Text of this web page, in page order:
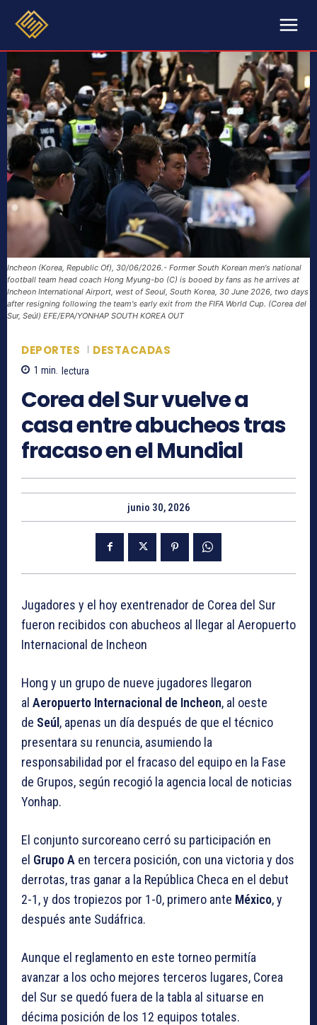
Incheon (Korea, Republic Of), 30/06/2026.- Former South Korean men's national
football team head coach Hong Myung-bo (C) is booed by fans as he arrives at
Incheon International Airport, west of Seoul, South Korea, 30 June 2026, two days
after resigning following the team's early exit from the FIFA World Cup. (Corea del
Sur, Seúl) EFE/EPA/YONHAP SOUTH KOREA OUT
DEPORTES DESTACADAS
1 min. lectura
Corea del Sur vuelve a
casa entre abucheos tras
fracaso en el Mundial
junio 30, 2026
Jugadores y el hoy exentrenador de Corea del Sur
fueron recibidos con abucheos al llegar al Aeropuerto
Internacional de Incheon
Hong y un grupo de nueve jugadores llegaron
al Aeropuerto Internacional de Incheon, al oeste
de Seúl, apenas un día después de que el técnico
presentara su renuncia, asumiendo la
responsabilidad por el fracaso del equipo en la Fase
de Grupos, según recogió la agencia local de noticias
Yonhap.
El conjunto surcoreano cerró su participación en
el Grupo A en tercera posición, con una victoria y dos
derrotas, tras ganar a la República Checa en el debut
2-1, y dos tropiezos por 1-0, primero ante México, y
después ante Sudáfrica.
Aunque el reglamento en este torneo permitía
avanzar a los ocho mejores terceros lugares, Corea
del Sur se quedó fuera de la tabla al situarse en
décima posición de los 12 equipos totales.